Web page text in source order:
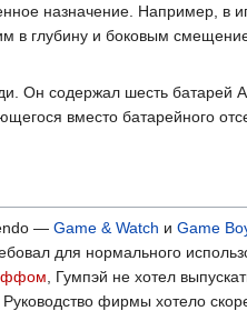
назначение. Например, в
в глубину и боковым
Он содержал шесть батарей
вместо батарейного
— Game & Watch и Game
для нормального
, Гумпэй не хотел
фирмы хотело